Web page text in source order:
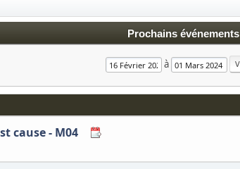
Prochains événements
à
cause - M04